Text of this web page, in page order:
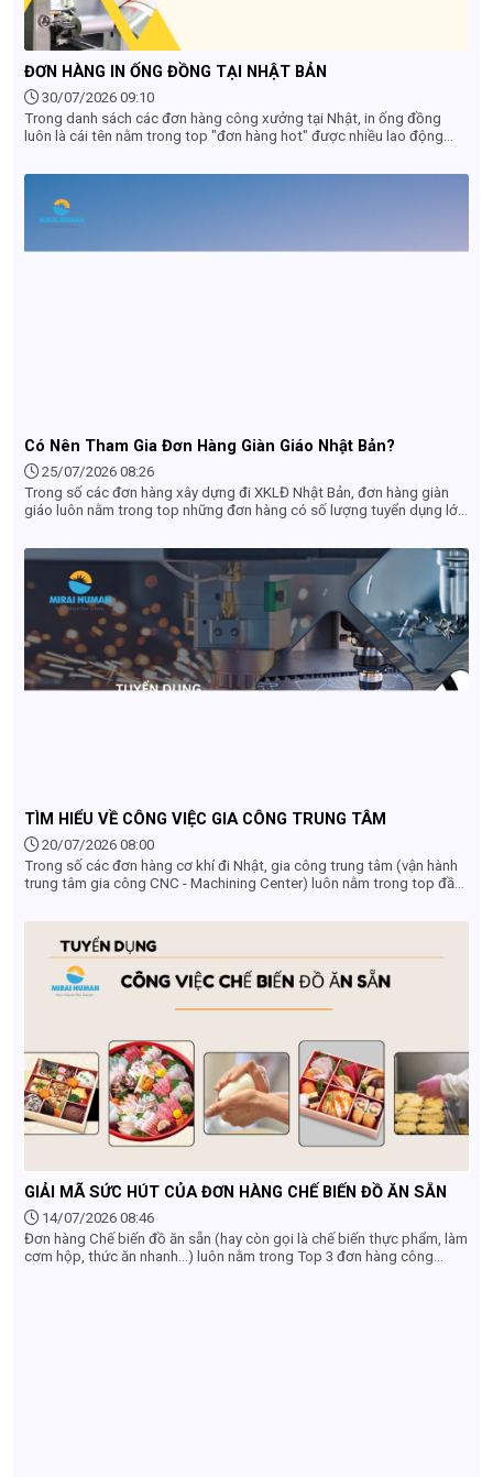
ĐƠN HÀNG IN ỐNG ĐỒNG TẠI NHẬT BẢN
30/07/2026 09:10
Trong danh sách các đơn hàng công xưởng tại Nhật, in ống đồng
luôn là cái tên nằm trong top "đơn hàng hot" được nhiều lao động
độc hại không? Có vất vả không và mức lương thực nhận là bao
tế công việc in ống đồng tại Nhật Bản giúp bạn đưa ra quyết định
đúng đắn nhất.
Có Nên Tham Gia Đơn Hàng Giàn Giáo Nhật Bản?
25/07/2026 08:26
Trong số các đơn hàng xây dựng đi XKLĐ Nhật Bản, đơn hàng giàn
giáo luôn nằm trong top những đơn hàng có số lượng tuyển dụng lớn
vì đóng mác "việc nặng lương thấp". Liệu thực tế có phải như vậy? Có
nên đi đơn hàng giàn giáo Nhật Bản không? Hãy cùng tìm hiểu chi tiết
từ mức lương, chế độ đãi ngộ đến điều kiện thực tế qua bài viết dưới
TÌM HIỂU VỀ CÔNG VIỆC GIA CÔNG TRUNG TÂM
20/07/2026 08:00
Trong số các đơn hàng cơ khí đi Nhật, gia công trung tâm (vận hành
trung tâm gia công CNC - Machining Center) luôn nằm trong top đầu
hàng "vàng" dành cho lao động Việt Nam nhờ mức thu nhập hấp dẫn,
môi trường làm việc sạch sẽ, không tốn sức lực và cơ hội phát triển
nghề nghiệp vượt trội sau khi về nước. Vậy công việc gia công trung
tâm ở Nhật Bản cụ thể là làm gì? Điều kiện tuyển dụng và mức lương
thực tế ra sao? Hãy cùng tìm hiểu chi tiết từ A-Z ngay trong bài viết
GIẢI MÃ SỨC HÚT CỦA ĐƠN HÀNG CHẾ BIẾN ĐỒ ĂN SẴN
14/07/2026 08:46
Đơn hàng Chế biến đồ ăn sẵn (hay còn gọi là chế biến thực phẩm, làm
cơm hộp, thức ăn nhanh...) luôn nằm trong Top 3 đơn hàng công